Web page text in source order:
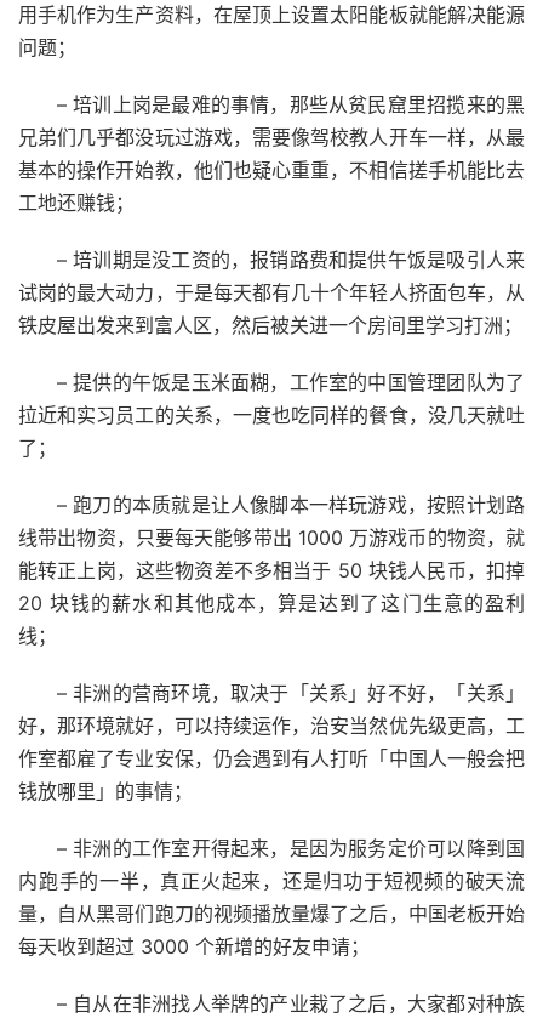
用手机作为生产资料，在屋顶上设置太阳能板就能解决能源
问题；
– 培训上岗是最难的事情，那些从贫民窟里招揽来的黑
兄弟们几乎都没玩过游戏，需要像驾校教人开车一样，从最
基本的操作开始教，他们也疑心重重，不相信搓手机能比去
工地还赚钱；
– 培训期是没工资的，报销路费和提供午饭是吸引人来
试岗的最大动力，于是每天都有几十个年轻人挤面包车，从
铁皮屋出发来到富人区，然后被关进一个房间里学习打洲；
– 提供的午饭是玉米面糊，工作室的中国管理团队为了
拉近和实习员工的关系，一度也吃同样的餐食，没几天就吐
了；
– 跑刀的本质就是让人像脚本一样玩游戏，按照计划路
线带出物资，只要每天能够带出 1000 万游戏币的物资，就
能转正上岗，这些物资差不多相当于 50 块钱人民币，扣掉
20 块钱的薪水和其他成本，算是达到了这门生意的盈利
线；
– 非洲的营商环境，取决于「关系」好不好，「关系」
好，那环境就好，可以持续运作，治安当然优先级更高，工
作室都雇了专业安保，仍会遇到有人打听「中国人一般会把
钱放哪里」的事情；
– 非洲的工作室开得起来，是因为服务定价可以降到国
内跑手的一半，真正火起来，还是归功于短视频的破天流
量，自从黑哥们跑刀的视频播放量爆了之后，中国老板开始
每天收到超过 3000 个新增的好友申请；
– 自从在非洲找人举牌的产业栽了之后，大家都对种族